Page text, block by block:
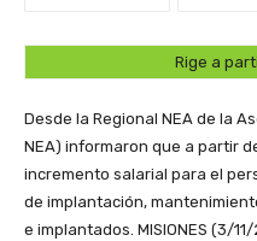
Rige a
Desde la Regional NEA de la
NEA) informaron que a partir
incremento salarial para el
de implantación,
e implantados. MISIONES (3/